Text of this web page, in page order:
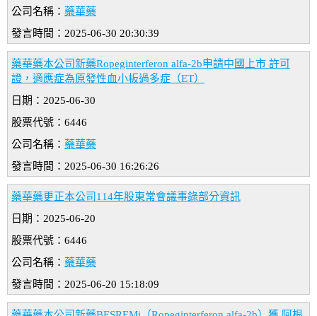
公司名稱： 藥華藥
發言時間：2025-06-30 20:30:39
藥華藥本公司新藥Ropeginterferon alfa-2b申請中國上市 許可
證，適應症為原發性血小板過多症（ET）
日期：2025-06-30
股票代號：6446
公司名稱： 藥華藥
發言時間：2025-06-30 16:26:26
藥華藥更正本公司114年股東常會議事錄部分資訊
日期：2025-06-20
股票代號：6446
公司名稱： 藥華藥
發言時間：2025-06-20 15:18:09